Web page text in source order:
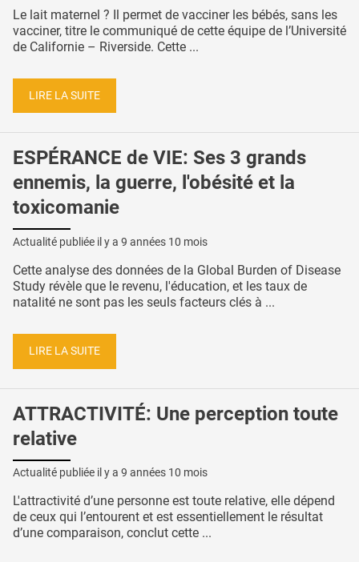
Le lait maternel ? Il permet de vacciner les bébés, sans les
vacciner, titre le communiqué de cette équipe de l’Université
de Californie – Riverside. Cette ...
LIRE LA SUITE
ESPÉRANCE de VIE: Ses 3 grands
ennemis, la guerre, l'obésité et la
toxicomanie
Actualité publiée il y a 9 années 10 mois
Cette analyse des données de la Global Burden of Disease
Study révèle que le revenu, l'éducation, et les taux de
natalité ne sont pas les seuls facteurs clés à ...
LIRE LA SUITE
ATTRACTIVITÉ: Une perception toute
relative
Actualité publiée il y a 9 années 10 mois
L'attractivité d’une personne est toute relative, elle dépend
de ceux qui l’entourent et est essentiellement le résultat
d’une comparaison, conclut cette ...